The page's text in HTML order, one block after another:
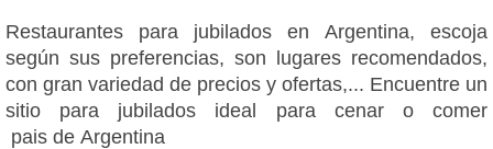
Restaurantes para jubilados en Argentina, escoja
según sus preferencias, son lugares recomendados,
con gran variedad de precios y ofertas,... Encuentre un
sitio para jubilados ideal para cenar o comer
pais de Argentina